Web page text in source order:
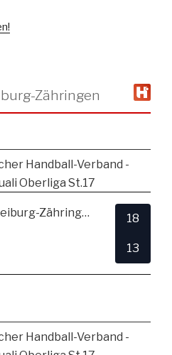
Zähringen
Handball-Verband -
Oberliga St.17
TSV Alemannia Freiburg-Zähringen
18
13
Handball-Verband -